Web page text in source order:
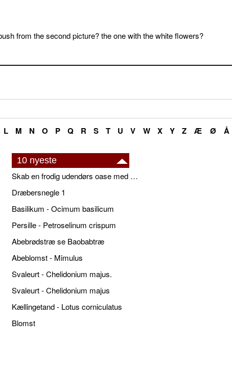
from the second picture? the one with the white flowers?
L M N O P Q R S T U V W X Y Z Æ Ø Å
10 nyeste
Skab en frodig udendørs oase med smukke plantekrukker og elegante espalier
Dræbersnegle 1
Basilikum - Ocimum basilicum
Persille - Petroselinum crispum
Abebrødstræ se Baobabtræ
Abeblomst - Mimulus
Svaleurt - Chelidonium majus.
Svaleurt - Chelidonium majus
Kællingetand - Lotus corniculatus
Blomst